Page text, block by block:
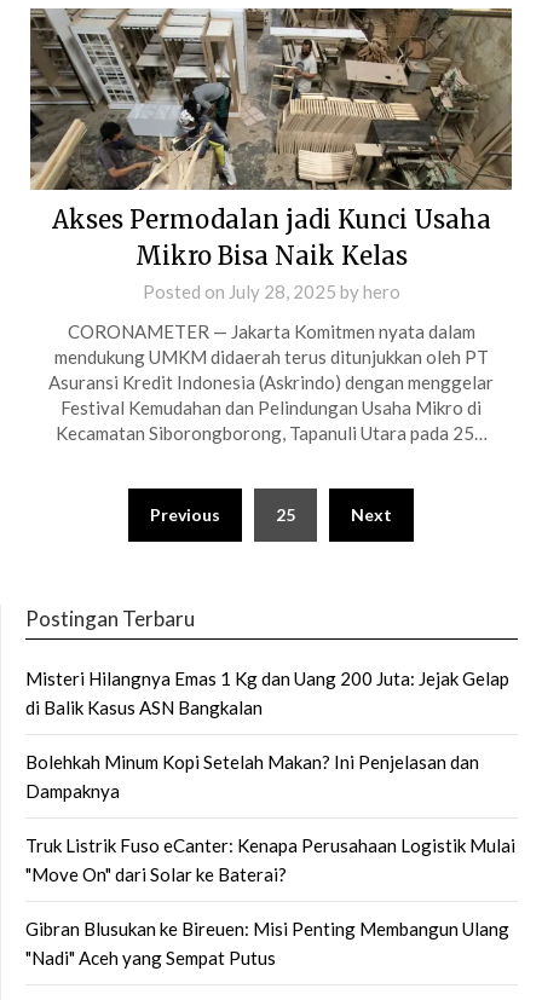
Akses Permodalan jadi Kunci Usaha
Mikro Bisa Naik Kelas
Posted on July 28, 2025 byhero
CORONAMETER — Jakarta Komitmen nyata dalam
mendukung UMKM didaerah terus ditunjukkan oleh PT
Asuransi Kredit Indonesia (Askrindo) dengan menggelar
Festival Kemudahan dan Pelindungan Usaha Mikro di
Kecamatan Siborongborong, Tapanuli Utara pada 25…
pagination
Previous 25 Next
Postingan Terbaru
Misteri Hilangnya Emas 1 Kg dan Uang 200 Juta: Jejak Gelap
di Balik Kasus ASN Bangkalan
Bolehkah Minum Kopi Setelah Makan? Ini Penjelasan dan
Dampaknya
Truk Listrik Fuso eCanter: Kenapa Perusahaan Logistik Mulai
"Move On" dari Solar ke Baterai?
Gibran Blusukan ke Bireuen: Misi Penting Membangun Ulang
"Nadi" Aceh yang Sempat Putus